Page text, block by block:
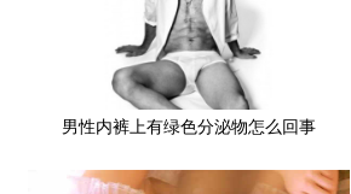
男性内裤上有绿色分泌物怎么回事